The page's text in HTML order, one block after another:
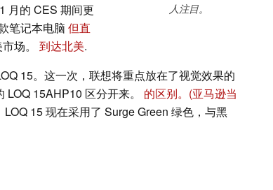
人注目。
月的 CES 期间更
笔记本电脑 但直
场。 到达北美.
15。这一次，联想将重点放在了视觉效果的
15AHP10 区分开来。 的区别。 (亚马逊当
15 现在采用了 Surge Green 绿色，与黑